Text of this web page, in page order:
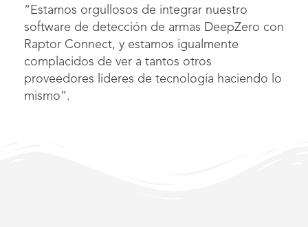
“Estamos orgullosos de integrar nuestro
software de detección de armas DeepZero con
Raptor Connect, y estamos igualmente
complacidos de ver a tantos otros
proveedores líderes de tecnología haciendo lo
mismo”.